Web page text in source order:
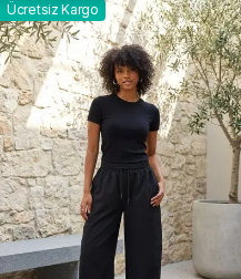
Ücretsiz Kargo